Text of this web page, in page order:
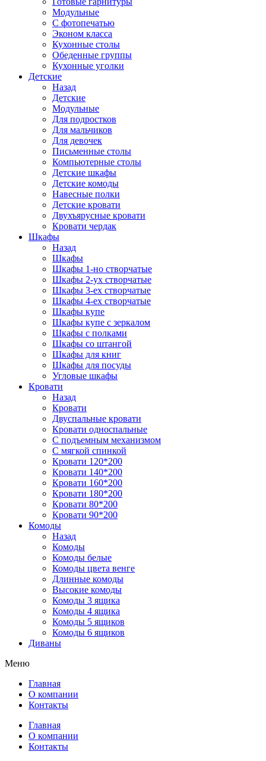
Модульные
С фотопечатью
Эконом класса
Кухонные столы
Обеденные группы
Кухонные уголки
Детские
Назад
Детские
Модульные
Для подростков
Для мальчиков
Для девочек
Письменные столы
Компьютерные столы
Детские шкафы
Детские комоды
Навесные полки
Детские кровати
Двухъярусные кровати
Кровати чердак
Шкафы
Назад
Шкафы
Шкафы 1-но створчатые
Шкафы 2-ух створчатые
Шкафы 3-ех створчатые
Шкафы 4-ех створчатые
Шкафы купе
Шкафы купе с зеркалом
Шкафы с полками
Шкафы со штангой
Шкафы для книг
Шкафы для посуды
Угловые шкафы
Кровати
Назад
Кровати
Двуспальные кровати
Кровати односпальные
С подъемным механизмом
С мягкой спинкой
Кровати 120*200
Кровати 140*200
Кровати 160*200
Кровати 180*200
Кровати 80*200
Кровати 90*200
Комоды
Назад
Комоды
Комоды белые
Комоды цвета венге
Длинные комоды
Высокие комоды
Комоды 3 ящика
Комоды 4 ящика
Комоды 5 ящиков
Комоды 6 ящиков
Диваны
Меню
Главная
О компании
Контакты
Главная
О компании
Контакты